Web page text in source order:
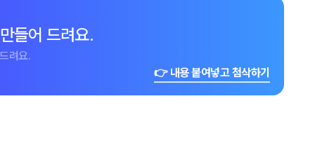
들어 드려요.
려요.
👉 내용 붙여넣고 첨삭하기